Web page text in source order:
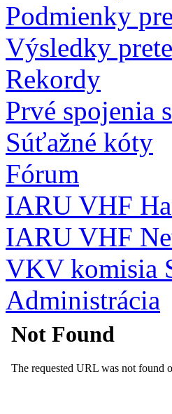
Podmienky
Výsledky
Rekordy
Prvé spojenia
Súťažné kóty
Fórum
IARU VHF
IARU VHF
VKV komisia
Administrácia